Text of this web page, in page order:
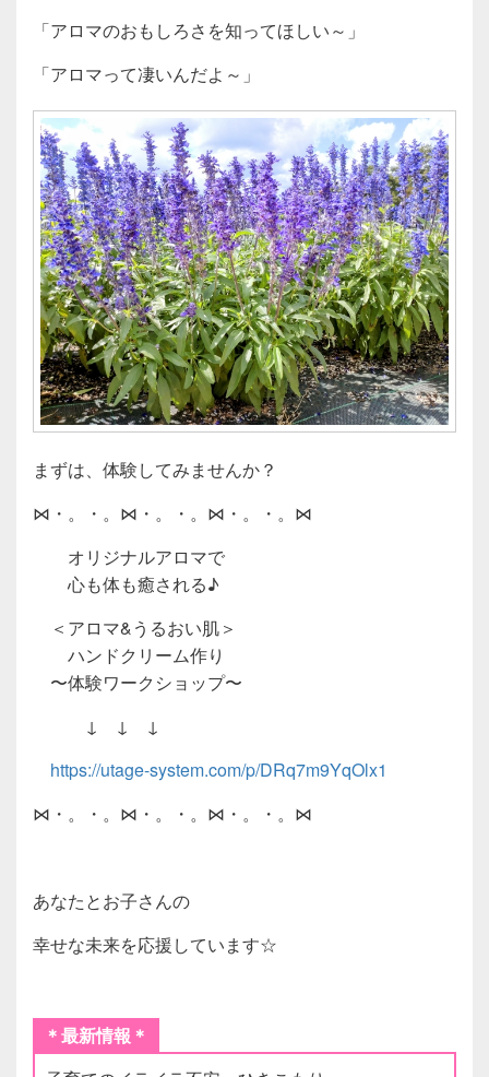
「アロマのおもしろさを知ってほしい～」
「アロマって凄いんだよ～」
まずは、体験してみませんか？
⋈・。・。⋈・。・。⋈・。・。⋈
オリジナルアロマで
心も体も癒される♪
＜アロマ&うるおい肌＞
ハンドクリーム作り
〜体験ワークショップ〜
↓ ↓ ↓
https://utage-system.com/p/DRq7m9YqOlx1
⋈・。・。⋈・。・。⋈・。・。⋈
あなたとお子さんの
幸せな未来を応援しています☆
＊最新情報＊